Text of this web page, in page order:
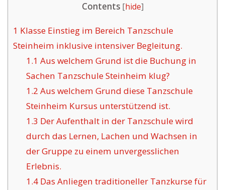
Contents [hide]
1 Klasse Einstieg im Bereich Tanzschule
Steinheim inklusive intensiver Begleitung.
1.1 Aus welchem Grund ist die Buchung in
Sachen Tanzschule Steinheim klug?
1.2 Aus welchem Grund diese Tanzschule
Steinheim Kursus unterstützend ist.
1.3 Der Aufenthalt in der Tanzschule wird
durch das Lernen, Lachen und Wachsen in
der Gruppe zu einem unvergesslichen
Erlebnis.
1.4Das Anliegen traditioneller Tanzkurse für